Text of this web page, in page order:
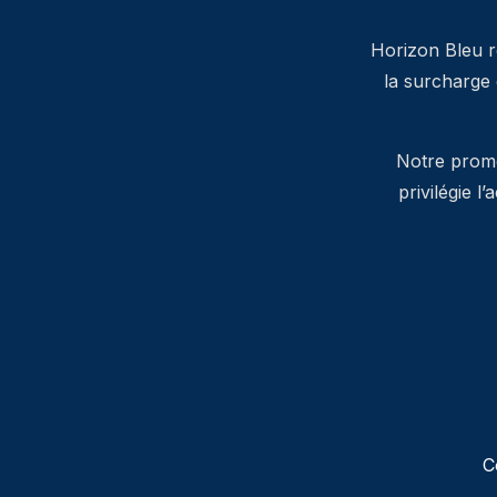
Horizon Bleu
la
Notre
privilégie